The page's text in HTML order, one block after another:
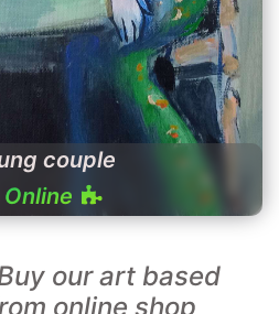
couple
our art based
online shop